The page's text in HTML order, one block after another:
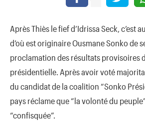
Après Thiès le fief d’Idrissa Seck, c’est
d’où est originaire Ousmane Sonko de
proclamation des résultats provisoires
présidentielle. Après avoir voté
du candidat de la coalition “Sonko
pays réclame que “la volonté du
“confisquée”.